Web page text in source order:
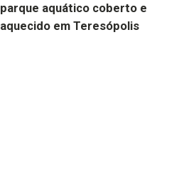
parque aquático coberto e
aquecido em Teresópolis